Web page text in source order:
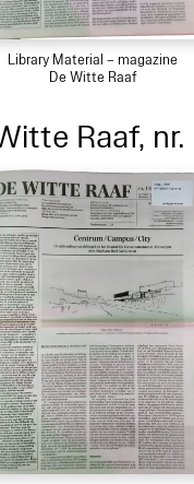
Library Material – magazine
De Witte Raaf
Raaf, nr.